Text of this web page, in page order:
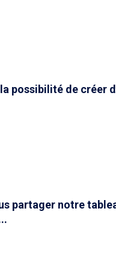
possibilité de créer
partager notre